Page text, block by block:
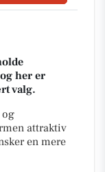
her er
valg.
attraktiv
en mere